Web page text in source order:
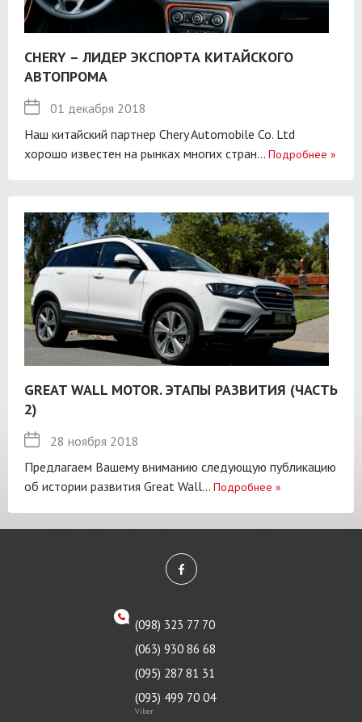
CHERY – ЛИДЕР ЭКСПОРТА КИТАЙСКОГО
АВТОПРОМА
01 декабря 2018
Наш китайский партнер Chery Automobile Co. Ltd
хорошо известен на рынках многих стран... Подробнее »
GREAT WALL MOTOR. ЭТАПЫ РАЗВИТИЯ (ЧАСТЬ
2)
28 ноября 2018
Предлагаем Вашему вниманию следующую публикацию
об истории развития Great Wall... Подробнее »
(098) 323 77 70
(063) 930 86 68
(095) 287 81 31
(093) 499 70 04
Viber